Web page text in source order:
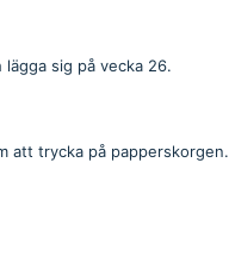
sig på vecka 26.
att trycka på papperskorgen.